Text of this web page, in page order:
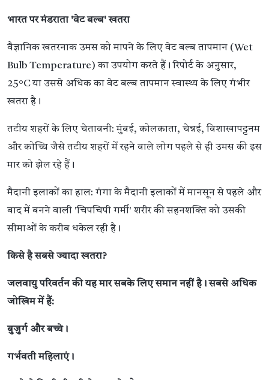
भारत पर मंडराता 'वेट बल्ब' खतरा
वैज्ञानिक खतरनाक उमस को मापने के लिए वेट बल्ब तापमान (Wet
Bulb Temperature) का उपयोग करते हैं। रिपोर्ट के अनुसार,
25°C या उससे अधिक का वेट बल्ब तापमान स्वास्थ्य के लिए गंभीर
खतरा है।
तटीय शहरों के लिए चेतावनी: मुंबई, कोलकाता, चेन्नई, विशाखापट्टनम
और कोच्चि जैसे तटीय शहरों में रहने वाले लोग पहले से ही उमस की इस
मार को झेल रहे हैं।
मैदानी इलाकों का हाल: गंगा के मैदानी इलाकों में मानसून से पहले और
बाद में बनने वाली 'चिपचिपी गर्मी' शरीर की सहनशक्ति को उसकी
सीमाओं के करीब धकेल रही है।
किसे है सबसे ज्यादा खतरा?
जलवायु परिवर्तन की यह मार सबके लिए समान नहीं है। सबसे अधिक
जोखिम में हैं:
बुजुर्ग और बच्चे।
गर्भवती महिलाएं।